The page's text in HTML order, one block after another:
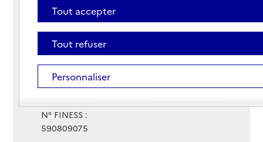
59530 - Le Quesnoy
Voir itinéraire
Téléphone :
03 27 49 10 33
Site Internet
Site internet
Gestionnaire :
N° FINESS :
590809075
Tout accepter
Tout refuser
Personnaliser